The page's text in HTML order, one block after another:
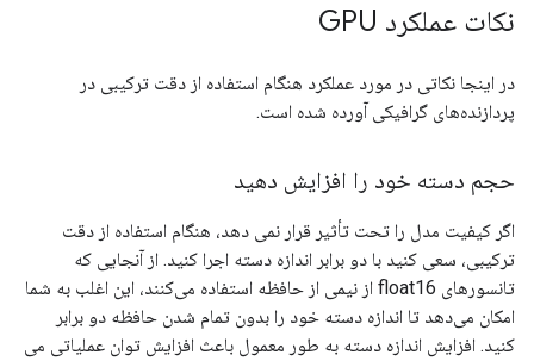
نکات عملکرد GPU
در اینجا نکاتی در مورد عملکرد هنگام استفاده از دقت ترکیبی در
پردازنده‌های گرافیکی آورده شده است.
حجم دسته خود را افزایش دهید
اگر کیفیت مدل را تحت تأثیر قرار نمی دهد، هنگام استفاده از دقت
ترکیبی، سعی کنید با دو برابر اندازه دسته اجرا کنید. از آنجایی که
تانسورهای float16 از نیمی از حافظه استفاده می‌کنند، این اغلب به شما
امکان می‌دهد تا اندازه دسته خود را بدون تمام شدن حافظه دو برابر
کنید. افزایش اندازه دسته به طور معمول باعث افزایش توان عملیاتی می